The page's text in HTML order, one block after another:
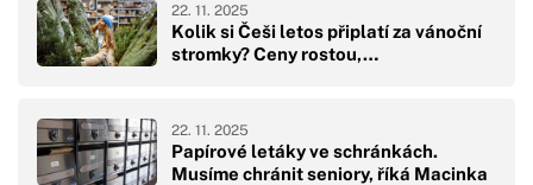
Kolik si Češi letos připlatí za vánoční
stromky? Ceny rostou,…
22. 11. 2025
Papírové letáky ve schránkách.
Musíme chránit seniory, říká Macinka
22. 11. 2025